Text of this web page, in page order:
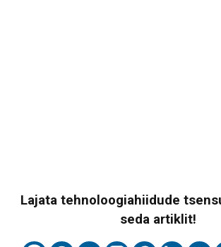
Lajata tehnoloogiahiidude
seda artiklit!